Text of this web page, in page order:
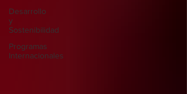
Desarrollo
y
Sostenibilidad
Programas
Internacionales